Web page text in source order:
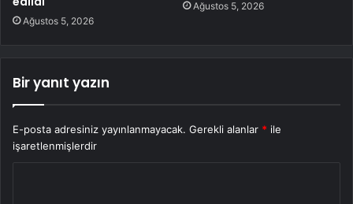
Ağustos 5, 2026
Ağustos 5, 2026
Bir yanıt yazın
E-posta adresiniz yayınlanmayacak. Gerekli alanlar * ile
işaretlenmişlerdir